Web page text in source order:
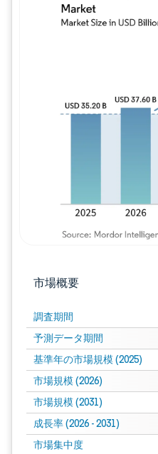
市場概要
調査期間
予測データ期間
基準年の市場規模 (2025)
市場規模 (2026)
市場規模 (2031)
成長率 (2026 - 2031)
市場集中度